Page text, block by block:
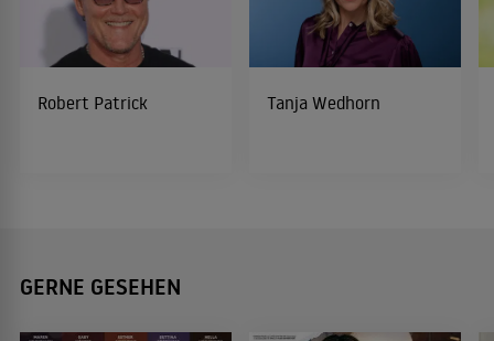
Robert Patrick Tanja Wedhorn
GERNE GESEHEN